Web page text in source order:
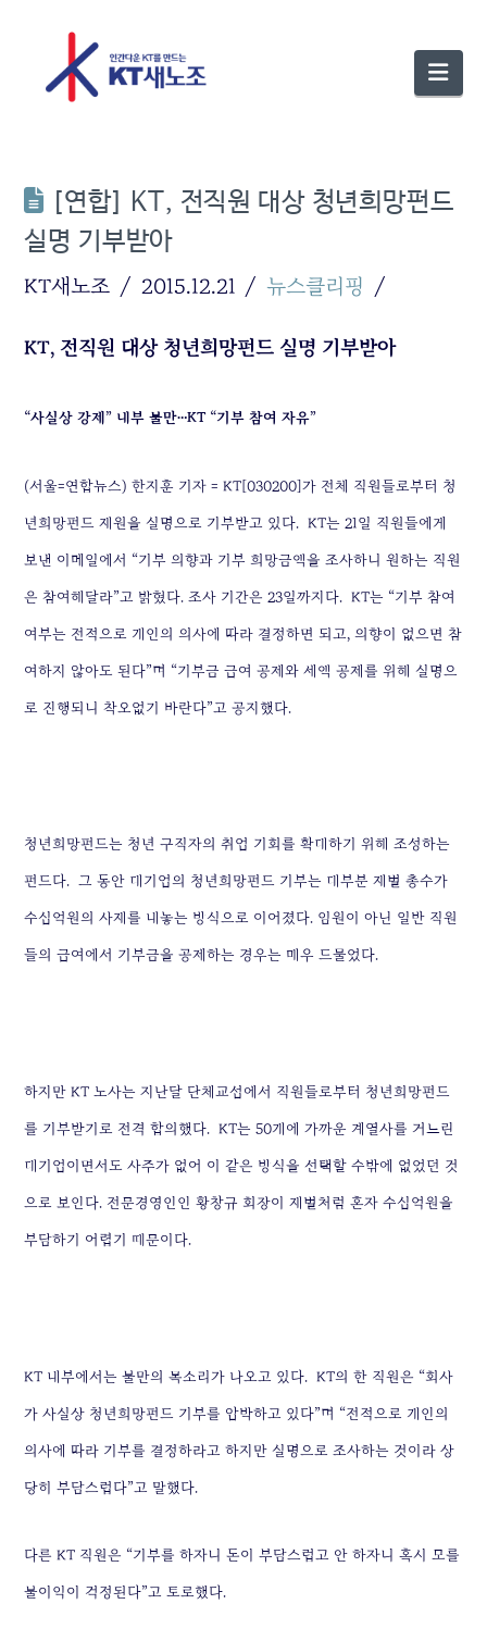
[연합] KT, 전직원 대상 청년희망펀드
실명 기부받아
KT새노조 2015.12.21 뉴스클리핑
KT, 전직원 대상 청년희망펀드 실명 기부받아
“사실상 강제” 내부 불만…KT “기부 참여 자유”
(서울=연합뉴스) 한지훈 기자 = KT[030200]가 전체 직원들로부터 청
년희망펀드 재원을 실명으로 기부받고 있다.KT는 21일 직원들에게
보낸 이메일에서 “기부 의향과 기부 희망금액을 조사하니 원하는 직원
은 참여해달라”고 밝혔다. 조사 기간은 23일까지다.KT는 “기부 참여
여부는 전적으로 개인의 의사에 따라 결정하면 되고, 의향이 없으면 참
여하지 않아도 된다”며 “기부금 급여 공제와 세액 공제를 위해 실명으
로 진행되니 착오없기 바란다”고 공지했다.
청년희망펀드는 청년 구직자의 취업 기회를 확대하기 위해 조성하는
펀드다.그 동안 대기업의 청년희망펀드 기부는 대부분 재벌 총수가
수십억원의 사재를 내놓는 방식으로 이어졌다. 임원이 아닌 일반 직원
들의 급여에서 기부금을 공제하는 경우는 매우 드물었다.
하지만 KT 노사는 지난달 단체교섭에서 직원들로부터 청년희망펀드
를 기부받기로 전격 합의했다.KT는 50개에 가까운 계열사를 거느린
대기업이면서도 사주가 없어 이 같은 방식을 선택할 수밖에 없었던 것
으로 보인다. 전문경영인인 황창규 회장이 재벌처럼 혼자 수십억원을
부담하기 어렵기 때문이다.
KT 내부에서는 불만의 목소리가 나오고 있다.KT의 한 직원은 “회사
가 사실상 청년희망펀드 기부를 압박하고 있다”며 “전적으로 개인의
의사에 따라 기부를 결정하라고 하지만 실명으로 조사하는 것이라 상
당히 부담스럽다”고 말했다.
다른 KT 직원은 “기부를 하자니 돈이 부담스럽고 안 하자니 혹시 모를
불이익이 걱정된다”고 토로했다.